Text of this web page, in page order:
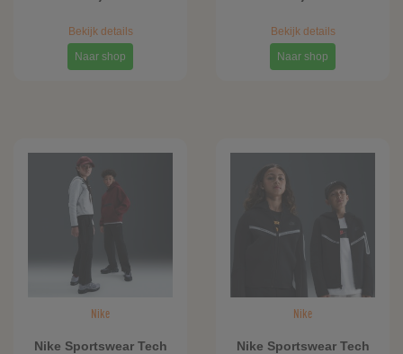
Bekijk details
Naar shop
Bekijk details
Naar shop
Nike
Nike Sportswear Tech
Nike
Nike Sportswear Tech